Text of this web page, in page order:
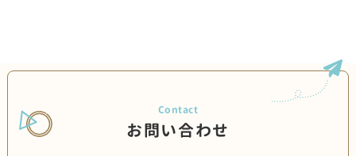
お問い合わせ